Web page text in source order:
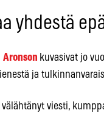
yhdestä
Aronson kuvasivat jo
ja
välähtänyt viesti,